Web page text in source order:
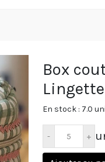
Box
En stock : 7.0